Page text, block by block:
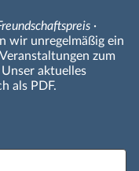
·
wir unregelmäßig ein
zum
aktuelles
als PDF.